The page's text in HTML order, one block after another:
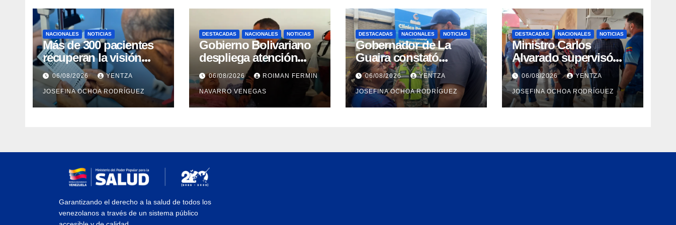
NACIONALES NOTICIAS
Más de 300 pacientes
recuperan la visión
con cirugías gratuitas
de cataratas en Zulia
06/08/2026 YENTZA
JOSEFINA OCHOA RODRÍGUEZ
DESTACADAS NACIONALES NOTICIAS
Gobierno Bolivariano
despliega atención
integral para personas
con discapacidad en
campamentos de La
Guaira
06/08/2026 ROIMAN FERMIN
NAVARRO VENEGAS
DESTACADAS NACIONALES NOTICIAS
Gobernador de La
Guaira constató
avances en la
rehabilitación del
Hospitalito de Catia la
Mar
06/08/2026 YENTZA
JOSEFINA OCHOA RODRÍGUEZ
DESTACADAS NACIONALES NOTICIAS
Ministro Carlos
Alvarado supervisó
espacios del Hospital
Dermatológico Dr.
Martín Vegas en La
Guaira
06/08/2026 YENTZA
JOSEFINA OCHOA RODRÍGUEZ
Garantizando el derecho a la salud de todos los
venezolanos a través de un sistema público